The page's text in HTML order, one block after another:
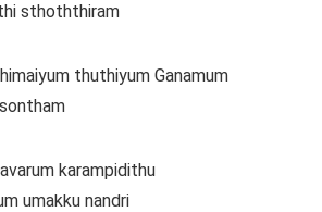
sthoththiram
thuthiyum Ganamum
karampidithu
umakku nandri